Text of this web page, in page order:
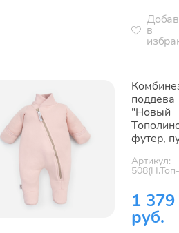
в
поддева
"Новый
футер,
Артикул:
1 379
руб.